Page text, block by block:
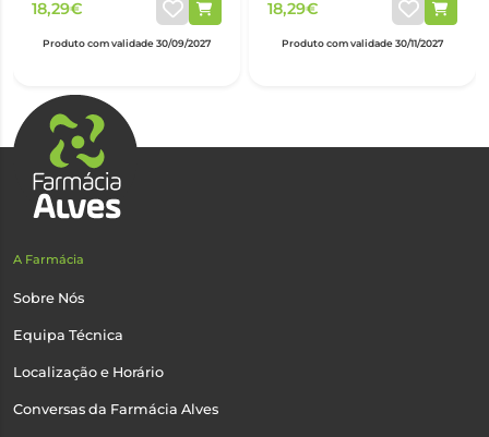
18,29€
Produto com validade 30/09/2027
18,29€
Produto com validade 30/11/2027
A Farmácia
Sobre Nós
Equipa Técnica
Localização e Horário
Conversas da Farmácia Alves